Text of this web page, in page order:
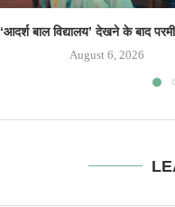
‘आदर्श बाल विद्यालय’ देखने के बाद
August 6, 2026